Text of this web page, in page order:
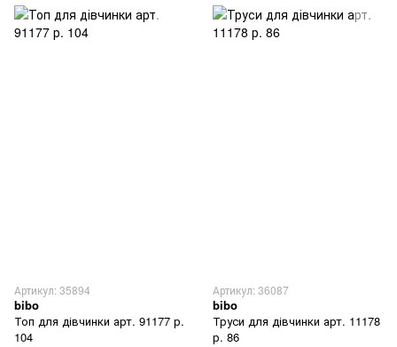
Артикул: 35894
bibo
Топ для дівчинки арт. 91177 р.
104
Артикул: 36087
bibo
Труси для дівчинки арт. 11178
р. 86